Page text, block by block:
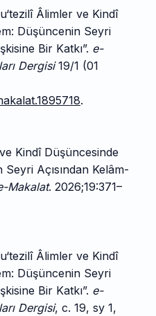
Âlimler ve Kindî
Düşüncenin Seyri
Bir Katkı”. e-
Dergisi19/1 (01
.
Kindî Düşüncesinde
Açısından Kelâm-
Makalat. 2026;19:371–
Âlimler ve Kindî
Düşüncenin Seyri
Bir Katkı”. e-
Dergisi, c. 19, sy 1,